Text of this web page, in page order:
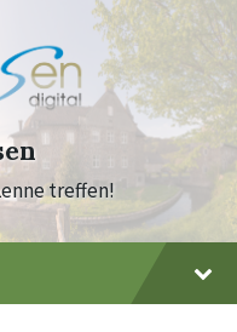
treffen!